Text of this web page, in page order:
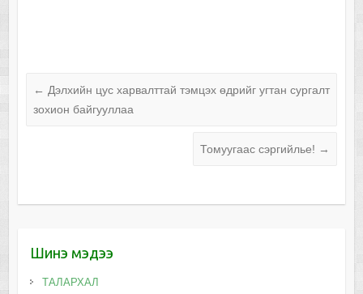
← Дэлхийн цус харвалттай тэмцэх өдрийг угтан сургалт
зохион байгууллаа
Томуугаас сэргийлье! →
Шинэ мэдээ
ТАЛАРХАЛ